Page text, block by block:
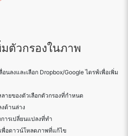
ตัวกรองในภาพ
นลงและเลือก Dropbox/Google ไดรฟ์เพื่อเพิ่ม
ายของตัวเลือกตัวกรองที่กำหนด
ด้านล่าง
ารเปลี่ยนแปลงที่ทำ
พื่อดาวน์โหลดภาพที่แก้ไข